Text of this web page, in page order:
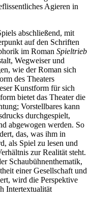
Agieren in
abschließend, mit
auf den Schriften
im Roman Spieltrieb
Wegweiser und
wie der Roman sich
des Theaters
Kunstform für sich
bietet das Theater die
Vorstellbares kann
durchgespielt,
abgewogen werden. So
das, was ihm in
als Spiel zu lesen und
zur Realität steht.
Schaubühnenthematik,
einer Gesellschaft und
wird die Perspektive
Intertextualität